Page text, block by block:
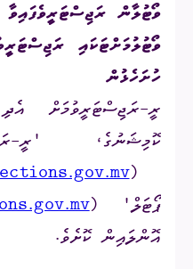
ވޯޓުލާން
ވޯޓުލުމަށްޓަކައި
ހުށަހެޅުން
ރީ-ރަޖިސްޓަރީވުމަށް
ކޮމިޝަނުގެ، 'ރީ-
(
ޕޯޓަލް' (
އޮންލައިން ކޮށެވެ.